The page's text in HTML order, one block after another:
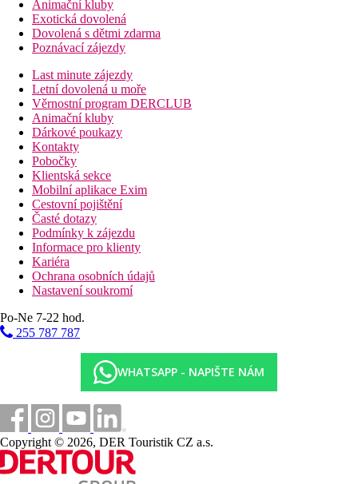
Animační kluby
Exotická dovolená
Dovolená s dětmi zdarma
Poznávací zájezdy
Last minute zájezdy
Letní dovolená u moře
Věrnostní program DERCLUB
Animační kluby
Dárkové poukazy
Kontakty
Pobočky
Klientská sekce
Mobilní aplikace Exim
Cestovní pojištění
Časté dotazy
Podmínky k zájezdu
Informace pro klienty
Kariéra
Ochrana osobních údajů
Nastavení soukromí
Po-Ne 7-22 hod.
255 787 787
WHATSAPP - NAPIŠTE NÁM
Copyright © 2026, DER Touristik CZ a.s.